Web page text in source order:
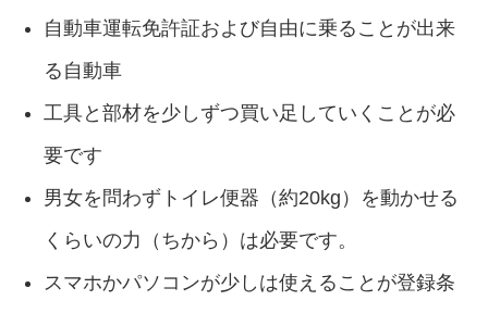
自動車運転免許証および自由に乗ることが出来
る自動車
工具と部材を少しずつ買い足していくことが必
要です
男女を問わずトイレ便器（約20kg）を動かせる
くらいの力（ちから）は必要です。
スマホかパソコンが少しは使えることが登録条